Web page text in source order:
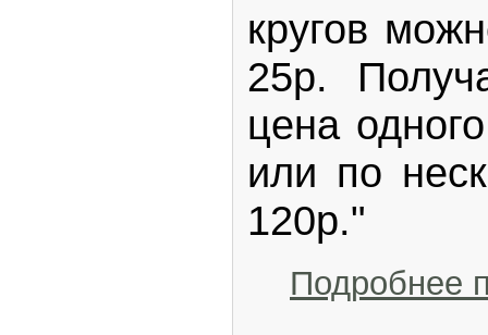
кругов
25р.
цена
или по
120р."
Подробнее